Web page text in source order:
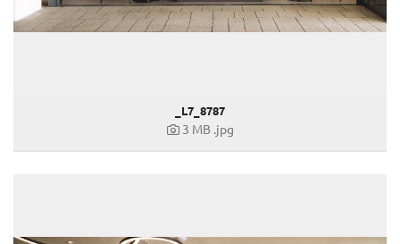
_L7_8787
3 MB .jpg